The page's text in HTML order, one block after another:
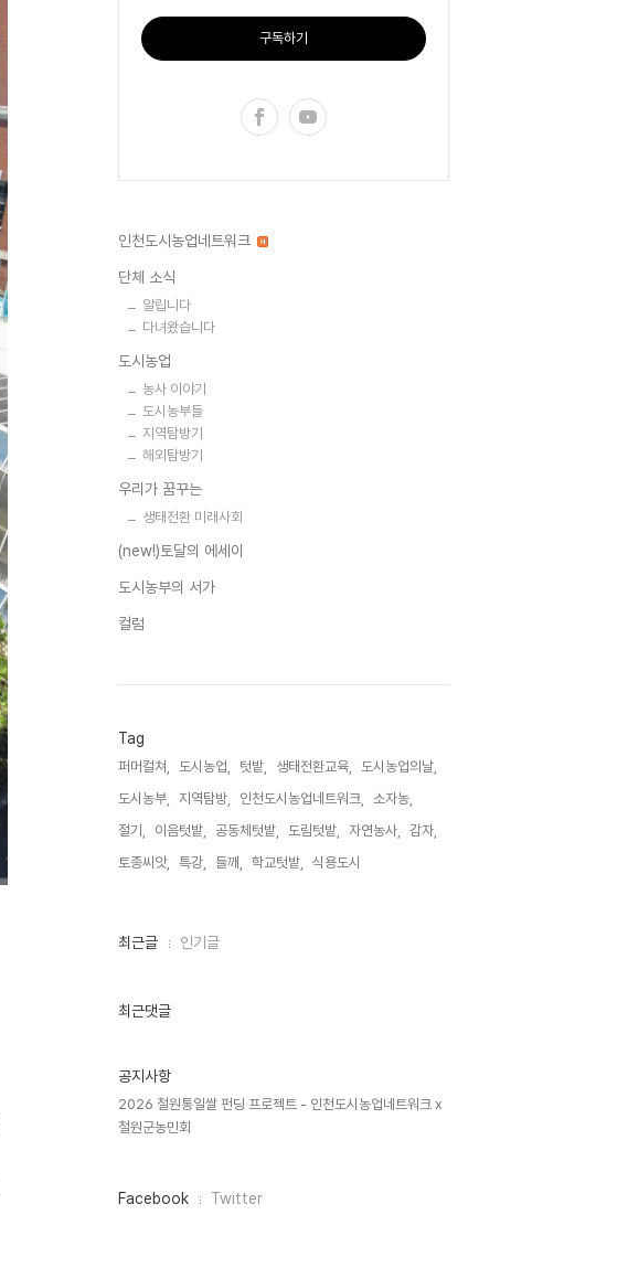
구독하기
인천도시농업네트워크
단체 소식
알립니다
다녀왔습니다
도시농업
농사 이야기
도시농부들
지역탐방기
해외탐방기
우리가 꿈꾸는
생태전환 미래사회
(new!)토달의 에세이
도시농부의 서가
컬럼
Tag
퍼머컬쳐, 도시농업, 텃밭, 생태전환교육,
도시농업의날,
도시농부,
지역탐방, 인천도시농업네트워크,
소자농,
절기,
이음텃밭, 공동체텃밭, 도림텃밭, 자연농사,
감자,
토종씨앗,
특강, 들깨, 학교텃밭, 식용도시,
최
인
최근글 인기글
최근댓글
공지사항
2026 철원통일쌀 펀딩 프로젝트 - 인천도시농업네트워크 x
철원군농민회
페
Facebook Twitter